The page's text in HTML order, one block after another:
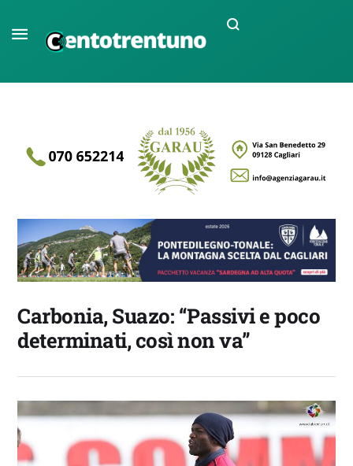
Carbonia, Suazo: “Passivi e poco
determinati, così non va”